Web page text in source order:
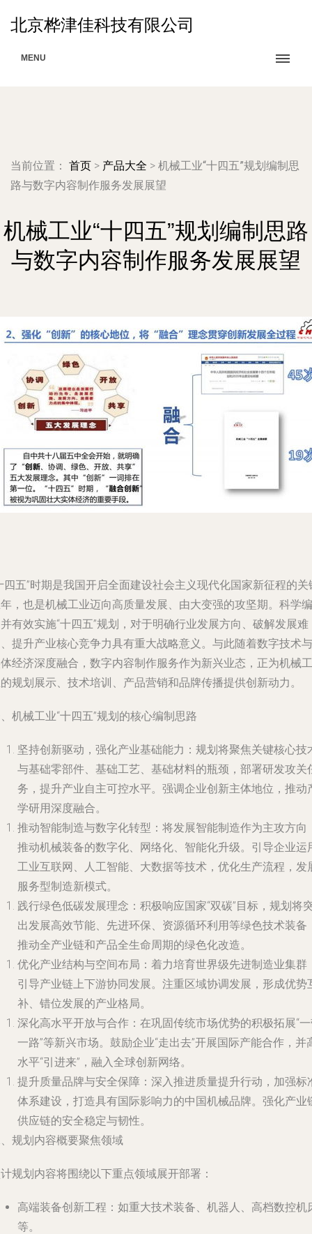
北京桦津佳科技有限公司
MENU
当前位置： 首页 > 产品大全 > 机械工业“十四五”规划编制思
路与数字内容制作服务发展展望
机械工业“十四五”规划编制思路
与数字内容制作服务发展展望
四五”时期是我国开启全面建设社会主义现代化国家新征程的关
，也是机械工业迈向高质量发展、由大变强的攻坚期。科学编
有效实施“十四五”规划，对于明确行业发展方向、破解发展难
提升产业核心竞争力具有重大战略意义。与此随着数字技术与
经济深度融合，数字内容制作服务作为新兴业态，正为机械工
规划展示、技术培训、产品营销和品牌传播提供创新动力。
机械工业“十四五”规划的核心编制思路
坚持创新驱动，强化产业基础能力 ：规划将聚焦关键核心技
与基础零部件、基础工艺、基础材料的瓶颈，部署研发攻关
务，提升产业自主可控水平。强调企业创新主体地位，推动
学研用深度融合。
推动智能制造与数字化转型 ：将发展智能制造作为主攻方向
推动机械装备的数字化、网络化、智能化升级。引导企业运
工业互联网、人工智能、大数据等技术，优化生产流程，发
服务型制造新模式。
践行绿色低碳发展理念 ：积极响应国家“双碳”目标，规划将
出发展高效节能、先进环保、资源循环利用等绿色技术装备
推动全产业链和产品全生命周期的绿色化改造。
优化产业结构与空间布局 ：着力培育世界级先进制造业集群
引导产业链上下游协同发展。注重区域协调发展，形成优势
补、错位发展的产业格局。
深化高水平开放与合作 ：在巩固传统市场优势的积极拓展“
一路”等新兴市场。鼓励企业“走出去”开展国际产能合作，并
水平“引进来”，融入全球创新网络。
提升质量品牌与安全保障 ：深入推进质量提升行动，加强标
体系建设，打造具有国际影响力的中国机械品牌。强化产业
供应链的安全稳定与韧性。
规划内容概要聚焦领域
规划内容将围绕以下重点领域展开部署：
高端装备创新工程 ：如重大技术装备、机器人、高档数控机
等。